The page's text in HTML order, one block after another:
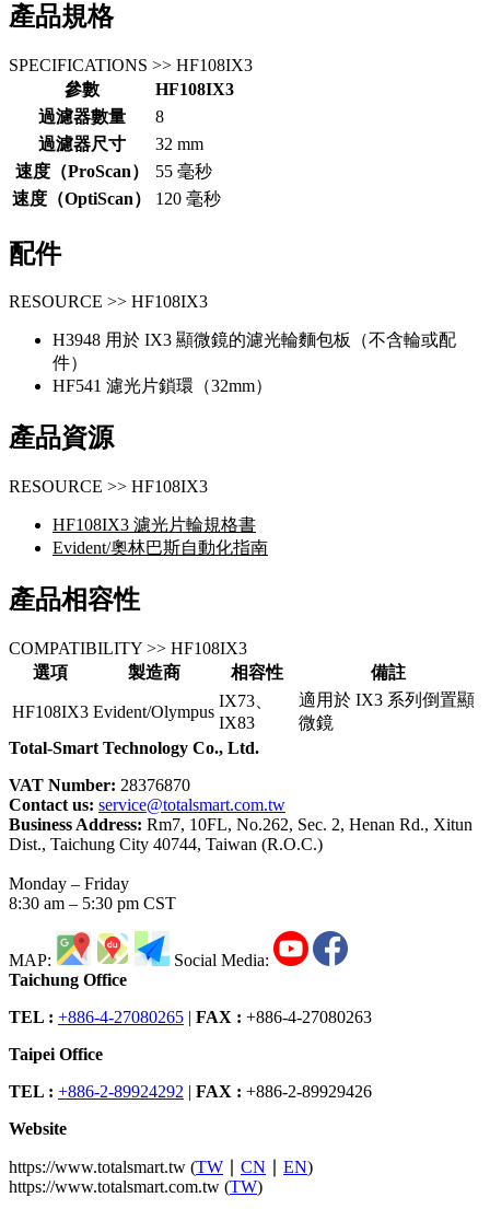
產品規格
SPECIFICATIONS >> HF108IX3
參數
HF108IX3
過濾器數量
8
過濾器尺寸
32 mm
速度（ProScan）
55 毫秒
速度（OptiScan）
120 毫秒
配件
RESOURCE >> HF108IX3
H3948 用於 IX3 顯微鏡的濾光輪麵包板（不含輪或配
件）
HF541 濾光片鎖環（32mm）
產品資源
RESOURCE >> HF108IX3
HF108IX3 濾光片輪規格書
Evident/奧林巴斯自動化指南
產品相容性
COMPATIBILITY >> HF108IX3
選項
製造商 相容性 備註
HF108IX3 Evident/Olympus
IX73、
IX83
適用於 IX3 系列倒置顯
微鏡
Total-Smart Technology Co., Ltd.
VAT Number: 28376870
Contact us: service@totalsmart.com.tw
Business Address: Rm7, 10FL, No.262, Sec. 2, Henan Rd., Xitun
Dist., Taichung City 40744, Taiwan (R.O.C.)
Monday – Friday
8:30 am – 5:30 pm CST
MAP:
Social Media:
Taichung Office
TEL : +886-4-27080265 | FAX : +886-4-27080263
Taipei Office
TEL : +886-2-89924292 | FAX : +886-2-89929426
Website
https://www.totalsmart.tw (TW CN EN)
https://www.totalsmart.com.tw (TW)